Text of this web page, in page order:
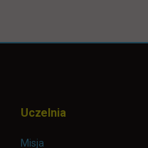
Uczelnia
Misja